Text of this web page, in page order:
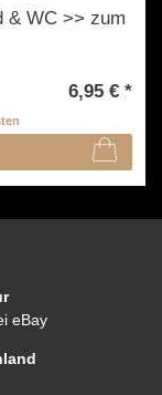
& WC >> zum
6,95 € *
eBay